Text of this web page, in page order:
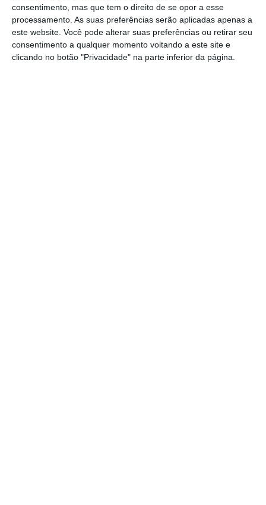
consentimento, mas que tem o direito de se opor a esse
processamento. As suas preferências serão aplicadas apenas a
este website. Você pode alterar suas preferências ou retirar seu
consentimento a qualquer momento voltando a este site e
clicando no botão "Privacidade" na parte inferior da página.